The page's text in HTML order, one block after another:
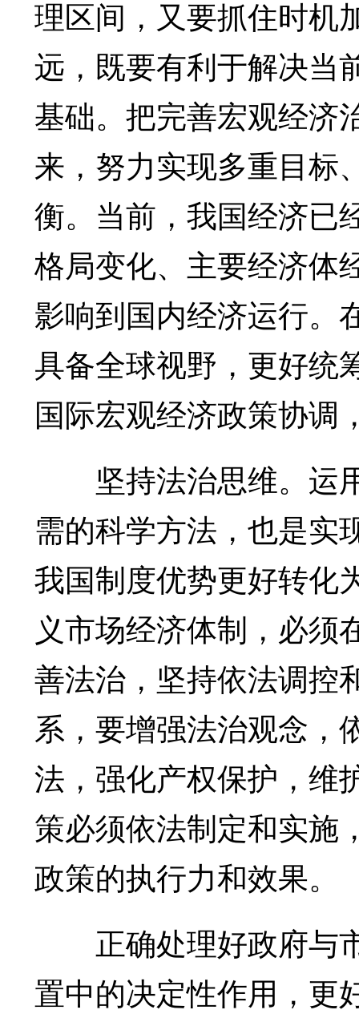
理区间，又要抓住时机
远，既要有利于解决当
基础。把完善宏观经济
来，努力实现多重目标
衡。当前，我国经济已
格局变化、主要经济体
影响到国内经济运行。
具备全球视野，更好统
国际宏观经济政策协调
坚持法治思维。运
需的科学方法，也是实
我国制度优势更好转化
义市场经济体制，必须
善法治，坚持依法调控
系，要增强法治观念，
法，强化产权保护，维
策必须依法制定和实施
政策的执行力和效果。
正确处理好政府与
置中的决定性作用，更